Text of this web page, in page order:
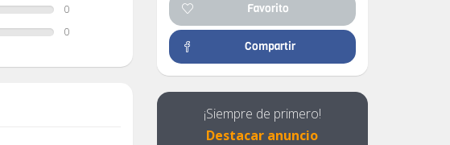
0
0
Favorito
Compartir
¡Siempre de primero!
Destacar anuncio